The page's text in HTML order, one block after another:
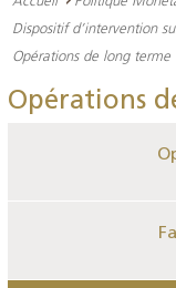
Dispositif d’intervention
Opérations de long terme
Opérations